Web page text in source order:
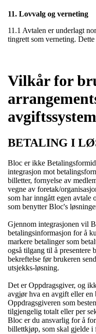
11. Lovvalg og verneting
11.1 Avtalen er underlagt
tingrett som verneting.
Vilkår for
BETALING I
Bloc er ikke
integrasjon mot
billetter, fornyelse av
vegne av foretak/
som har inngått egen avtale
som benytter Bloc's
Gjennom integrasjonen vil
betalingsinformasjon for å
markere betalinger som
også tilgang til å presentere
bekreftelse før brukeren
utsjekks-løsning.
Det er Oppdragsgiver, og
avgjør hva en avgift eller en
Oppdragsgiveren som
tilgjengelig totalt eller per
Bloc er du ansvarlig for å
billettkjøp, som skal gjelde i